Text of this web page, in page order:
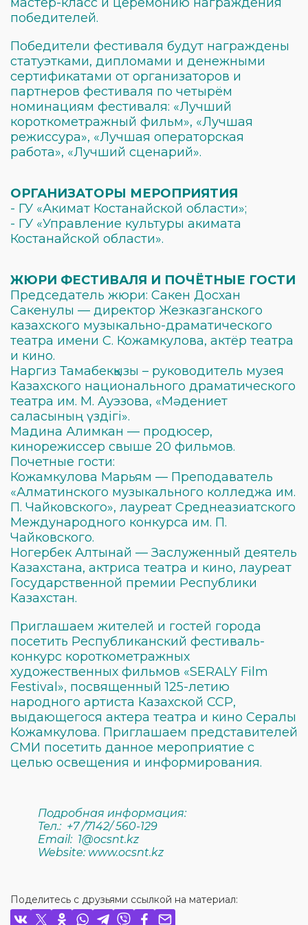
победителей.
Победители фестиваля будут награждены
статуэтками, дипломами и денежными
сертификатами от организаторов и
партнеров фестиваля по четырём
номинациям фестиваля: «Лучший
короткометражный фильм», «Лучшая
режиссура», «Лучшая операторская
работа», «Лучший сценарий».
ОРГАНИЗАТОРЫ МЕРОПРИЯТИЯ
- ГУ «Акимат Костанайской области»;
- ГУ «Управление культуры акимата
Костанайской области».
ЖЮРИ ФЕСТИВАЛЯ И ПОЧЁТНЫЕ ГОСТИ
Председатель жюри: Сакен Досхан
Сакенулы — директор Жезказганского
казахского музыкально-драматического
театра имени С. Кожамкулова, актёр театра
и кино.
Наргиз Тамабекқызы – руководитель музея
Казахского национального драматического
театра им. М. Ауэзова, «Мәдениет
саласының үздігі».
Мадина Алимкан — продюсер,
кинорежиссер свыше 20 фильмов.
Почетные гости:
Кожамкулова Марьям — Преподаватель
«Алматинского музыкального колледжа им.
П. Чайковского», лауреат Среднеазиатского
Международного конкурса им. П.
Чайковского.
Ногербек Алтынай — Заслуженный деятель
Казахстана, актриса театра и кино, лауреат
Государственной премии Республики
Казахстан.
Приглашаем жителей и гостей города
посетить Республиканский фестиваль-
конкурс короткометражных
художественных фильмов «SERALY Film
Festival», посвященный 125-летию
народного артиста Казахской ССР,
выдающегося актера театра и кино Сералы
Кожамкулова. Приглашаем представителей
СМИ посетить данное мероприятие с
целью освещения и информирования.
Подробная информация:
Тел.: +7 /7142/ 560-129
Email: 1@ocsnt.kz
Website: www.ocsnt.kz
Поделитесь с друзьями ссылкой на материал: